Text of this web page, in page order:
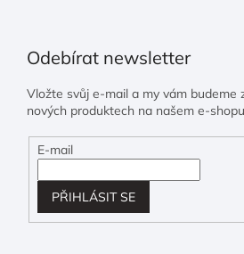
Odebírat newsletter
Vložte svůj e-mail a my vám budeme
nových produktech na našem e-
E-mail
PŘIHLÁSIT SE